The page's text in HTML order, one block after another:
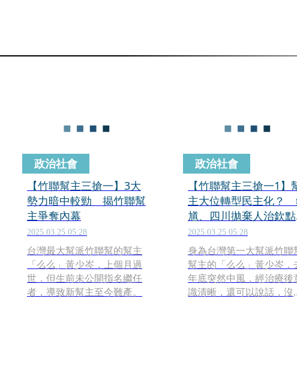
政治社會
【竹聯幫主三搶一】3大
勢力暗中較勁 揭竹聯幫
主爭奪內幕
2025.03.25 05:28
台灣最大幫派竹聯幫的幫主
「么么」黃少岑，上個月過
世，但生前未公開指名繼任
者，導致新幫主至今難產。
政治社會
【竹聯幫主三搶一1】
主大位轉型民主化？
馗、四川拋棄人治欽點
由曝光
2025.03.25 05:28
身為台灣第一大幫派竹聯
幫主的「么么」黃少岑，
年底突然中風，經治療後
識清晰，還可以說話，沒